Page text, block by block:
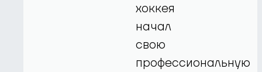
хоккея
начал
свою
профессиональную